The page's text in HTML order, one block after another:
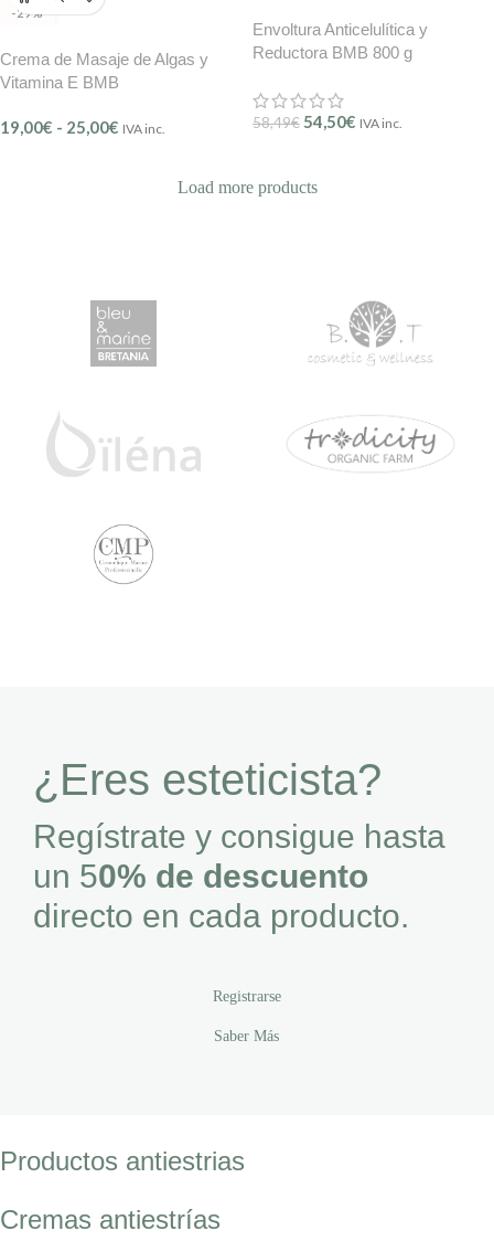
-29%
Crema de Masaje de Algas y
Vitamina E BMB
19,00€ - 25,00€ IVA inc.
Envoltura Anticelulítica y
Reductora BMB 800 g
58,49€ 54,50€ IVA inc.
Load more products
¿Eres esteticista?
Regístrate y consigue hasta
un 50% de descuento
directo en cada producto.
Registrarse
Saber Más
Productos antiestrias
Cremas antiestrías